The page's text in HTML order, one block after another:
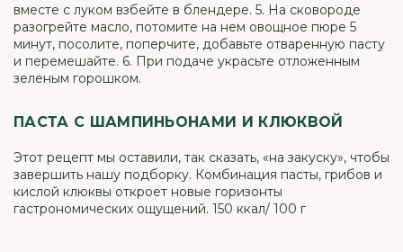
вместе с луком взбейте в блендере. 5. На сковороде
разогрейте масло, потомите на нем овощное пюре 5
минут, посолите, поперчите, добавьте отваренную пасту
и перемешайте. 6. При подаче украсьте отложенным
зеленым горошком.
ПАСТА С ШАМПИНЬОНАМИ И КЛЮКВОЙ
Этот рецепт мы оставили, так сказать, «на закуску», чтобы
завершить нашу подборку. Комбинация пасты, грибов и
кислой клюквы откроет новые горизонты
гастрономических ощущений. 150 ккал/ 100 г